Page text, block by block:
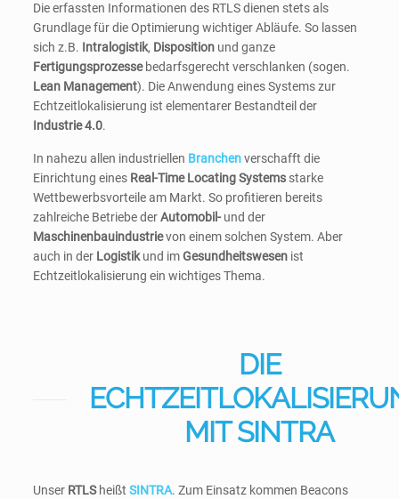
Die erfassten Informationen des RTLS dienen stets als
Grundlage für die Optimierung wichtiger Abläufe. So lassen
sich z.B. Intralogistik, Disposition und ganze
Fertigungsprozessebedarfsgerecht verschlanken (sogen.
Lean Management). Die Anwendung eines Systems zur
Echtzeitlokalisierung ist elementarer Bestandteil der
Industrie 4.0.
In nahezu allen industriellen Branchenverschafft die
Einrichtung eines Real-Time Locating Systems starke
Wettbewerbsvorteile am Markt. So profitieren bereits
zahlreiche Betriebe derAutomobil-und der
Maschinenbauindustrievon einem solchen System. Aber
auch in der Logistikund imGesundheitswesen ist
Echtzeitlokalisierung ein wichtiges Thema.
DIE
MIT SINTRA
Unser RTLSheißtSINTRA. Zum Einsatz kommen Beacons